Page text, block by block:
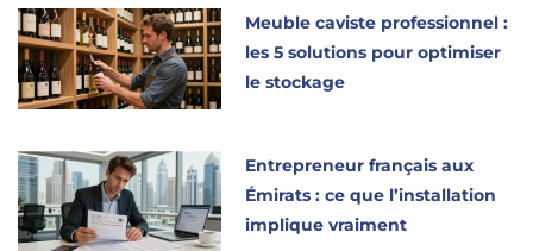
Meuble caviste professionnel :
les 5 solutions pour optimiser
le stockage
Entrepreneur français aux
Émirats : ce que l’installation
implique vraiment